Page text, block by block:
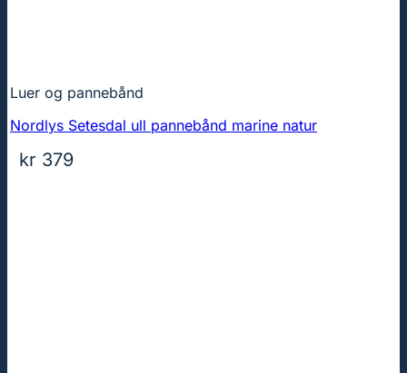
Luer og pannebånd
Nordlys Setesdal ull pannebånd marine natur
kr 379